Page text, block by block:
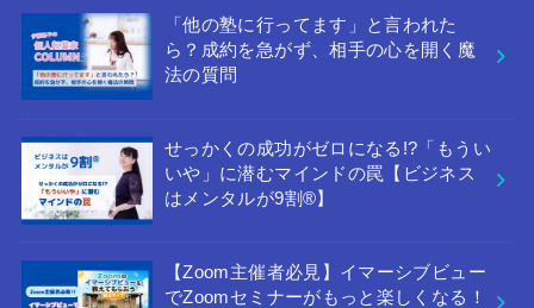
「他の塾に行ってます」と言われた
ら？成約を急がず、相手の心を開く魔
法の質問
せっかくの成功がゼロになる!?「もうい
いや」に潜むマインドの罠【ビジネス
はメンタルが9割®︎】
【Zoom主催者必見】イマーシブビュー
でZoomセミナーがもっと楽しくなる！